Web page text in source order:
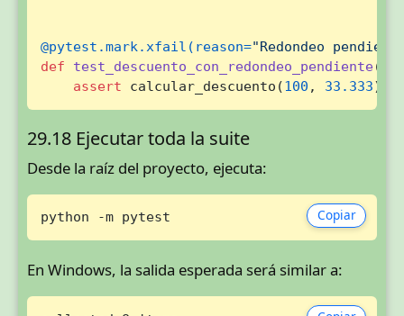
@pytest.mark.xfail( reason="Redondeo
def
test_descuento_con_redondeo_pendiente():
assert calcular_descuento(100 , 33.333)
29.18 Ejecutar toda la suite
Desde la raíz del proyecto, ejecuta:
Copiar
python -m pytest
En Windows, la salida esperada será similar a: